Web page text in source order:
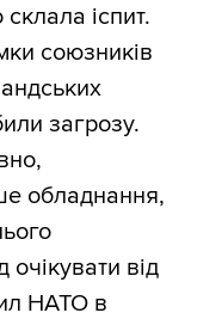
іспит.
союзників
загрозу.
обладнання,
очікувати від
НАТО в